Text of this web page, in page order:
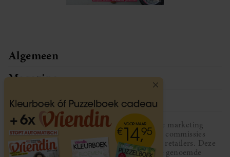
Algemeen
Magazine
Service
Vriendin participeert in diverse affiliate marketing
programma’s, dat houdt in dat Vriendin commissies
ontvangt voor aankopen middels links van retailers. Deze
website wordt niet gesponsord door de genoemde